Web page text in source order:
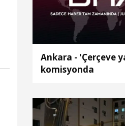
Ankara - 'Çerçeve
komisyonda